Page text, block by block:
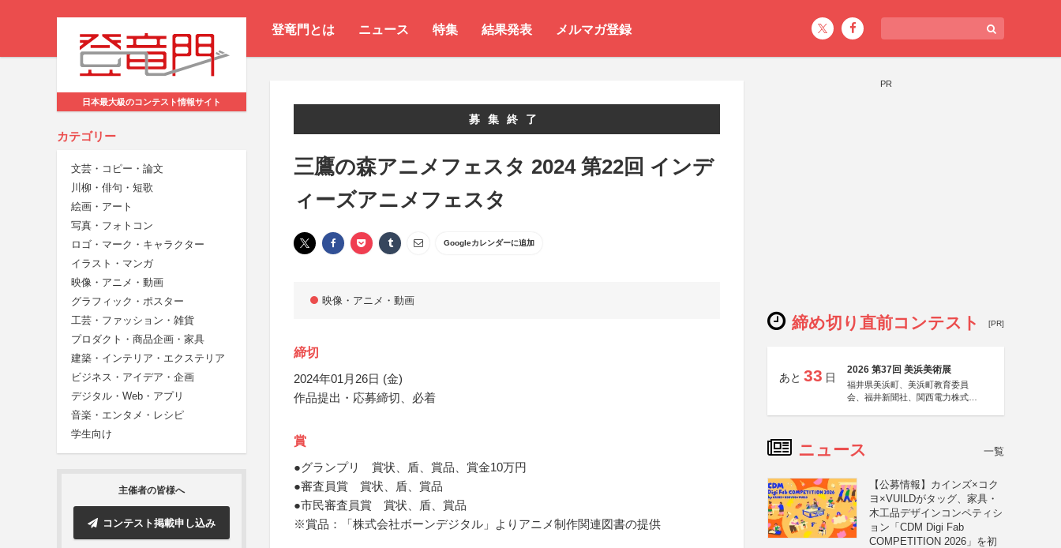
登竜門とは ニュース 特集 結果発表 メルマガ登録
日本最大級のコンテスト情報サイト
カテゴリー
文芸・コピー・論文
川柳・俳句・短歌
絵画・アート
写真・フォトコン
ロゴ・マーク・キャラクター
イラスト・マンガ
映像・アニメ・動画
グラフィック・ポスター
工芸・ファッション・雑貨
プロダクト・商品企画・家具
建築・インテリア・エクステリア
ビジネス・アイデア・企画
デジタル・Web・アプリ
音楽・エンタメ・レシピ
学生向け
主催者の皆様へ
コンテスト掲載申し込み
募集終了
三鷹の森アニメフェスタ 2024 第22回 インデ
ィーズアニメフェスタ
Googleカレンダーに追加
映像・アニメ・動画
締切
2024年01月26日 (金)
作品提出・応募締切、必着
賞
●グランプリ 賞状、盾、賞品、賞金10万円
●審査員賞 賞状、盾、賞品
●市民審査員賞 賞状、盾、賞品
※賞品：「株式会社ボーンデジタル」よりアニメ制作関連図書の提供
PR
締め切り直前コンテスト [PR]
あと 33 日
2026 第37回 美浜美術展
福井県美浜町、美浜町教育委員
会、福井新聞社、関西電力株式会
ニュース 一覧
【公募情報】カインズ×コク
ヨ×VUILDがタッグ、家具・
木工品デザインコンペティシ
ョン「CDM Digi Fab
COMPETITION 2026」を初